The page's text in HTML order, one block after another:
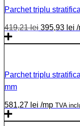
Parchet triplu
419,21lei 395,93 lei /
Parchet triplu
mm
581,27 lei /mp TVA